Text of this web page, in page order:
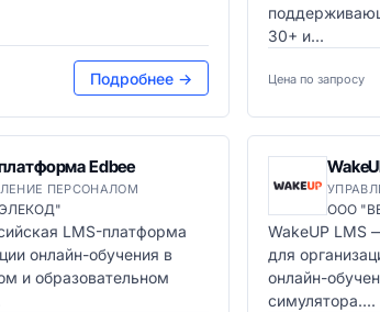
Подробнее →
30+ и...
Цена по запросу
Edbee
ПЕРСОНАЛОМ
LMS-платформа
онлайн-обучения в
и образовательном
ООО
WakeUP LMS
для
онлайн-
симулятора....